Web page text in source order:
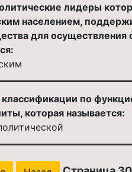
лидеры
населением,
для
классификации по
которая называется: